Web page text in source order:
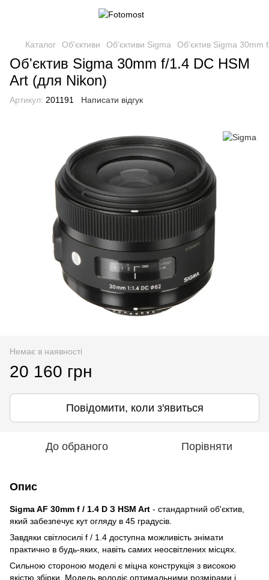
Каталог Об'єктиви Об'єктиви Sigma Об'єктив Sigma 30mm
Об'єктив Sigma 30mm f/1.4 DC HSM
Art (для Nikon)
Артикул: 201191 Написати відгук
Немає в наявності
20 160 грн
Повідомити, коли з'явиться
До обраного Порівняти
Опис
Sigma AF 30mm f / 1.4 D З HSM Art - стандартний об'єктив,
який забезпечує кут огляду в 45 градусів.
Завдяки світлосилі f / 1.4 доступна можливість знімати
практично в будь-яких, навіть самих неосвітлених місцях.
Сильною стороною моделі є міцна конструкція з високою
якістю збірки. Модель володіє оптимальними розмірами і